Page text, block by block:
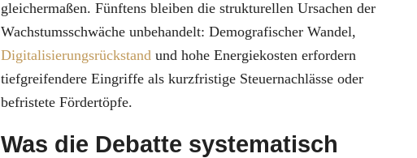
gleichermaßen. Fünftens bleiben die strukturellen Ursachen der
Wachstumsschwäche unbehandelt: Demografischer Wandel,
Digitalisierungsrückstand und hohe Energiekosten erfordern
tiefgreifendere Eingriffe als kurzfristige Steuernachlässe oder
befristete Fördertöpfe.
Was die Debatte systematisch